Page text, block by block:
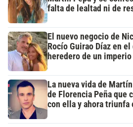
falta de lealtad ni de
El nuevo negocio de
Rocío Guirao Díaz en
heredero de un
La nueva vida de
de Florencia Peña que
con ella y ahora triunfa